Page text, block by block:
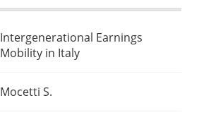
Intergenerational Earnings
Mobility in Italy
Mocetti S.